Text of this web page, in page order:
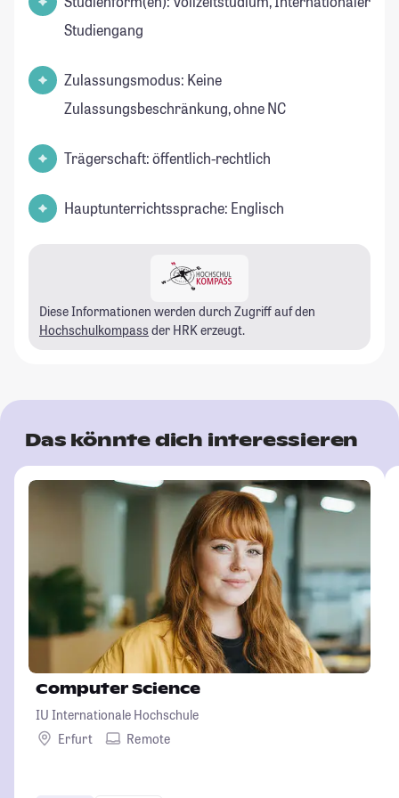
Studiengang
Zulassungsmodus: Keine
Zulassungsbeschränkung, ohne NC
Trägerschaft: öffentlich-rechtlich
Hauptunterrichtssprache: Englisch
Diese Informationen werden durch Zugriff auf den
Hochschulkompass der HRK erzeugt.
Das könnte dich interessieren
Computer Science
IU Internationale Hochschule
Erfurt
Remote